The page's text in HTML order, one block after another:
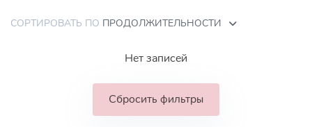
СОРТИРОВАТЬ ПО ПРОДОЛЖИТЕЛЬНОСТИ
Нет записей
Сбросить фильтры